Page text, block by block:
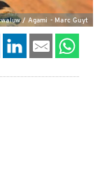
/ Agami - Marc Guyt